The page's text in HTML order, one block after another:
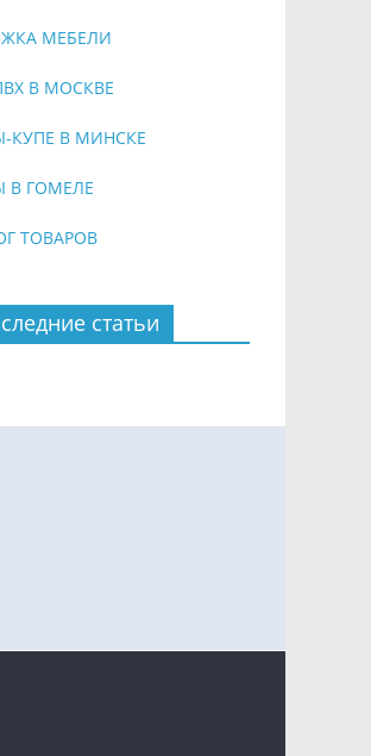
МЕБЕЛИ
В МОСКВЕ
КУПЕ В МИНСКЕ
В ГОМЕЛЕ
ТОВАРОВ
статьи